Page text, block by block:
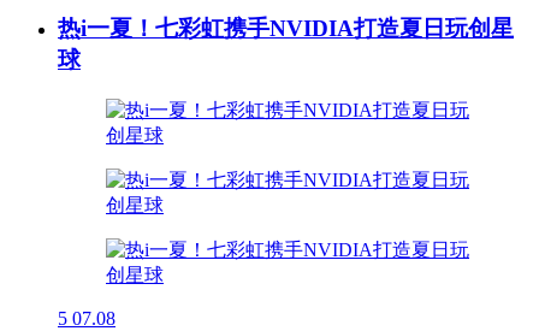
热i一夏！七彩虹携手NVIDIA打造夏日玩创星
球
5 07.08